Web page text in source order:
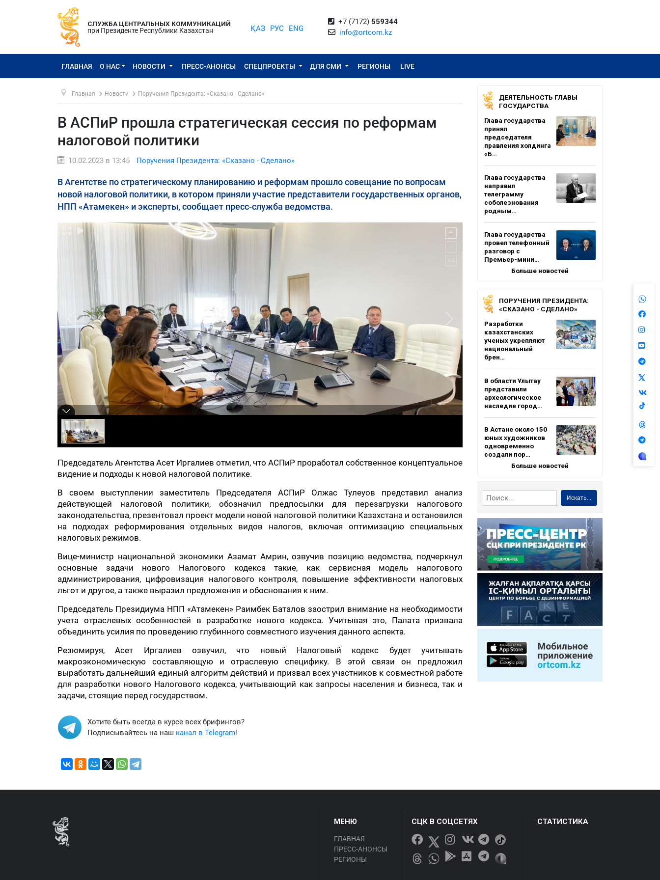
СЛУЖБА ЦЕНТРАЛЬНЫХ КОММУНИКАЦИЙ
при Президенте Республики Казахстан
ҚАЗ РУС ENG
+7 (7172) 559344
info@ortcom.kz
ГЛАВНАЯ О НАС НОВОСТИ ПРЕСС-АНОНСЫ СПЕЦПРОЕКТЫ ДЛЯ СМИ РЕГИОНЫ LIVE
Главная Новости Поручения Президента: «Сказано - Сделано»
В АСПиР прошла стратегическая сессия по реформам
налоговой политики
10.02.2023 в 13:45 Поручения Президента: «Сказано - Сделано»
В Агентстве по стратегическому планированию и реформам прошло совещание по вопросам
новой налоговой политики, в котором приняли участие представители государственных органов,
НПП «Атамекен» и эксперты, сообщает пресс-служба ведомства.
Председатель Агентства Асет Иргалиев отметил, что АСПиР проработал собственное концептуальное
видение и подходы к новой налоговой политике.
В своем выступлении заместитель Председателя АСПиР Олжас Тулеуов представил анализ
действующей налоговой политики, обозначил предпосылки для перезагрузки налогового
законодательства, презентовал проект модели новой налоговой политики Казахстана и остановился
на подходах реформирования отдельных видов налогов, включая оптимизацию специальных
налоговых режимов.
Вице-министр национальной экономики Азамат Амрин, озвучив позицию ведомства, подчеркнул
основные задачи нового Налогового кодекса такие, как сервисная модель налогового
администрирования, цифровизация налогового контроля, повышение эффективности налоговых
льгот и другое, а также выразил предложения и обоснования к ним.
Председатель Президиума НПП «Атамекен» Раимбек Баталов заострил внимание на необходимости
учета отраслевых особенностей в разработке нового кодекса. Учитывая это, Палата призвала
объединить усилия по проведению глубинного совместного изучения данного аспекта.
Резюмируя, Асет Иргалиев озвучил, что новый Налоговый кодекс будет учитывать
макроэкономическую составляющую и отраслевую специфику. В этой связи он предложил
выработать дальнейший единый алгоритм действий и призвал всех участников к совместной работе
для разработки нового Налогового кодекса, учитывающий как запросы населения и бизнеса, так и
задачи, стоящие перед государством.
Хотите быть всегда в курсе всех брифингов?
Подписывайтесь на наш канал в Telegram!
ДЕЯТЕЛЬНОСТЬ ГЛАВЫ
ГОСУДАРСТВА
Глава государства
принял
председателя
правления холдинга
«Б…
Глава государства
направил
телеграмму
соболезнования
родным…
Глава государства
провел телефонный
разговор с
Премьер-мини…
Больше новостей
ПОРУЧЕНИЯ ПРЕЗИДЕНТА:
«СКАЗАНО - СДЕЛАНО»
Разработки
казахстанских
ученых укрепляют
национальный
брен…
В области Ұлытау
представили
археологическое
наследие город…
В Астане около 150
юных художников
одновременно
создали пор…
Больше новостей
Искать...
МЕНЮ
ГЛАВНАЯ
ПРЕСС-АНОНСЫ
РЕГИОНЫ
СЦК В СОЦСЕТЯХ СТАТИСТИКА